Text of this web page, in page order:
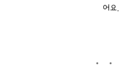
어요.